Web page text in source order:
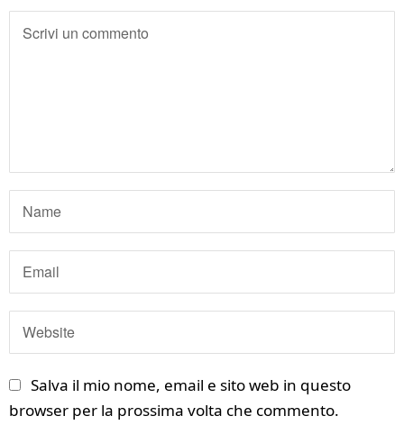
Salva il mio nome, email e sito web in questo
browser per la prossima volta che commento.